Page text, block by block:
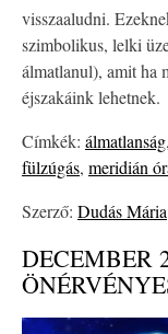
visszaaludni.
szimbolikus, lelki
álmatlanul), amit ha
éjszakáink lehetnek.
Címkék: álmatlanság,
fülzúgás, meridián
Szerző: Dudás Mária
DECEMBER